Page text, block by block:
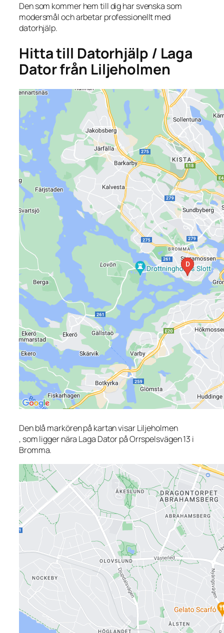
Den som kommer hem till dig har svenska som
modersmål och arbetar professionellt med
datorhjälp.
Hitta till Datorhjälp / Laga
Dator från Liljeholmen
Den blå markören på kartan visar Liljeholmen
, som ligger nära Laga Dator på Orrspelsvägen 13 i
Bromma.